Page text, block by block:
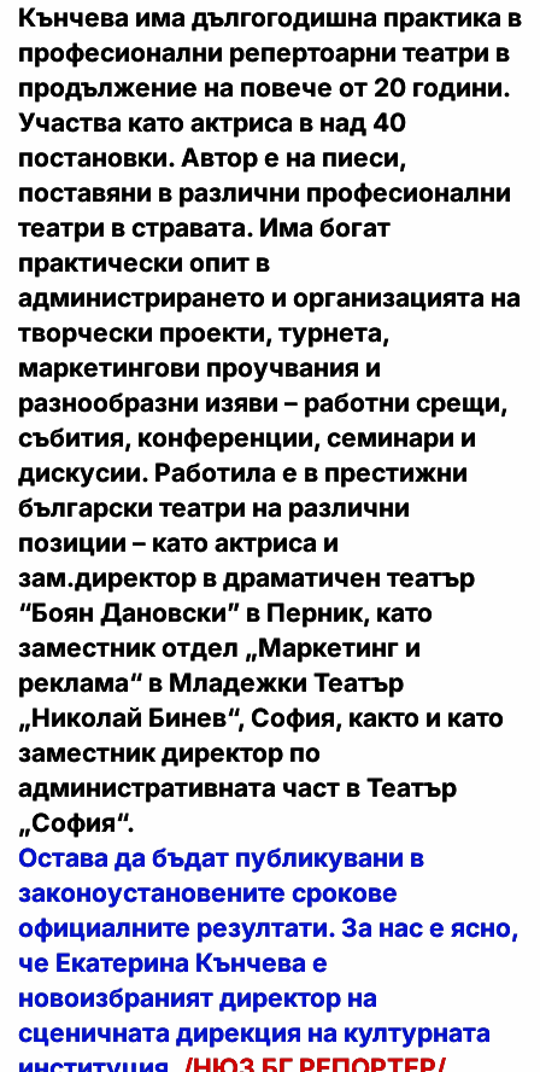
Кънчева има дългогодишна практика в
професионални репертоарни театри в
продължение на повече от 20 години.
Участва като актриса в над 40
постановки. Автор е на пиеси,
поставяни в различни професионални
театри в стравата. Има богат
практически опит в
администрирането и организацията на
творчески проекти, турнета,
маркетингови проучвания и
разнообразни изяви – работни срещи,
събития, конференции, семинари и
дискусии. Работила е в престижни
български театри на различни
позиции – като актриса и
зам.директор в драматичен театър
“Боян Дановски” в Перник, като
заместник отдел „Маркетинг и
реклама“ в Младежки Театър
„Николай Бинев“, София, както и като
заместник директор по
административната част в Театър
„София“.
Остава да бъдат публикувани в
законоустановените срокове
официалните резултати. За нас е ясно,
че Екатерина Кънчева е
новоизбраният директор на
сценичната дирекция на културната